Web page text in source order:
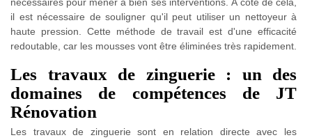
nécessaires pour mener à bien ses interventions. À côté de cela,
il est nécessaire de souligner qu'il peut utiliser un nettoyeur à
haute pression. Cette méthode de travail est d'une efficacité
redoutable, car les mousses vont être éliminées très rapidement.
Les travaux de zinguerie : un des
domaines de compétences de JT
Rénovation
Les travaux de zinguerie sont en relation directe avec les